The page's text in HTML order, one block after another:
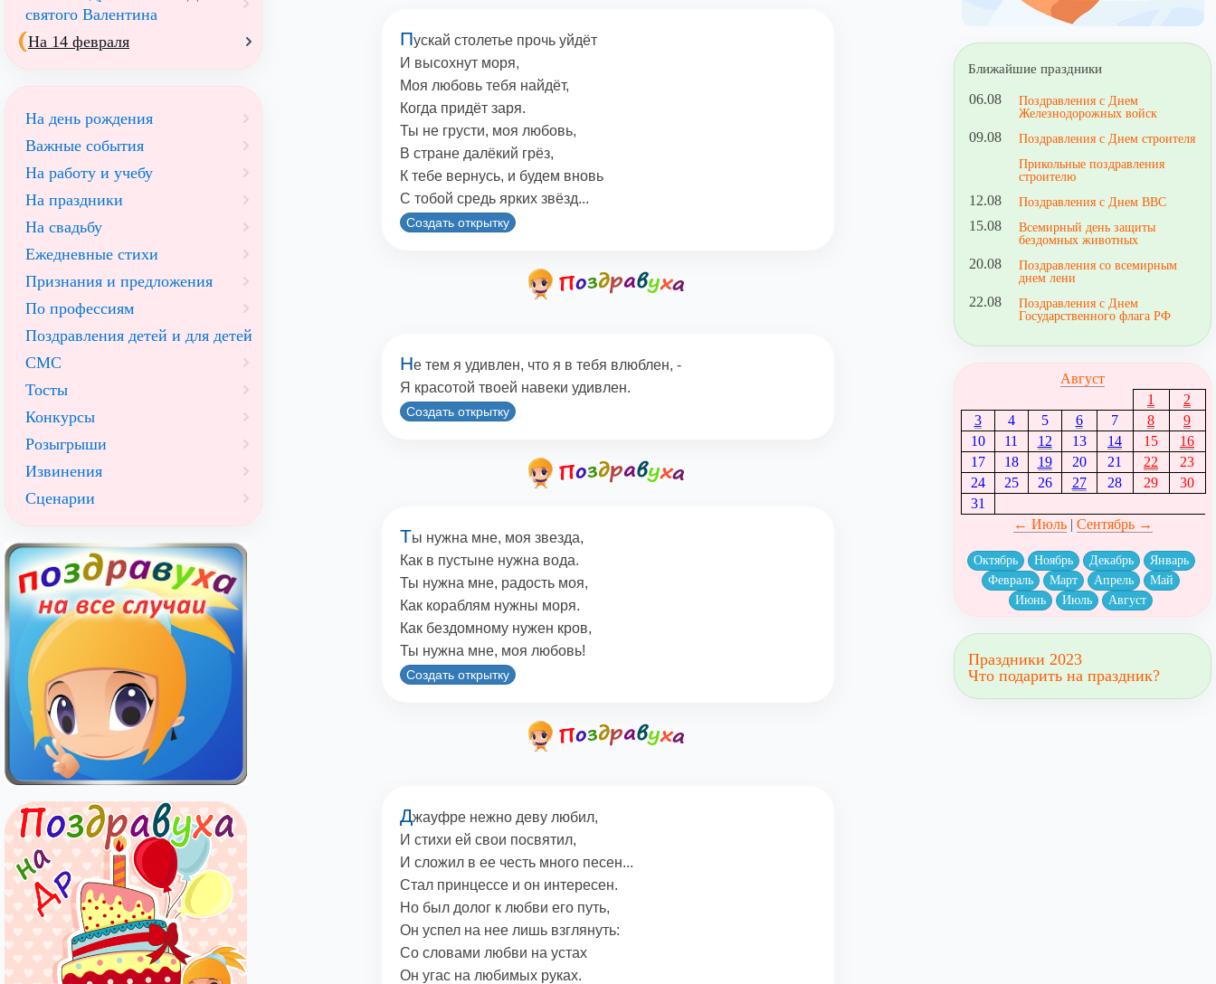
Пускай столетье прочь уйдёт
И высохнут моря,
Моя любовь тебя найдёт,
Когда придёт заря.
Ты не грусти, моя любовь,
В стране далёкий грёз,
К тебе вернусь, и будем вновь
С тобой средь ярких звёзд...
Создать открытку
Не тем я удивлен, что я в тебя влюблен, -
Я красотой твоей навеки удивлен.
Создать открытку
Ты нужна мне, моя звезда,
Как в пустыне нужна вода.
Ты нужна мне, радость моя,
Как кораблям нужны моря.
Как бездомному нужен кров,
Ты нужна мне, моя любовь!
Создать открытку
Джауфре нежно деву любил,
И стихи ей свои посвятил,
И сложил в ее честь много песен...
Стал принцессе и он интересен.
Но был долог к любви его путь,
Он успел на нее лишь взглянуть:
Со словами любви на устах
Он угас на любимых руках.
святого Валентина
На 14 февраля
На день рождения
Важные события
На работу и учебу
На праздники
На свадьбу
Ежедневные стихи
Признания и предложения
По профессиям
Поздравления детей и для детей
СМС
Тосты
Конкурсы
Розыгрыши
Извинения
Сценарии
Ближайшие праздники
06.08
Поздравления с Днем
Железнодорожных войск
09.08
Поздравления с Днем строителя
Прикольные поздравления
строителю
12.08 Поздравления с Днем ВВС
15.08
Всемирный день защиты
бездомных животных
20.08
Поздравления со всемирным
днем лени
22.08
Поздравления с Днем
Государственного флага РФ
Август
1
2
3
4 5 6 7 8
9
10
11 12 13 14 15
16
17
18 19 20 21 22
23
24
25 26 27 28 29
30
31
← Июль| Сентябрь →
Октябрь Ноябрь Декабрь
Январь
Февраль
Март Апрель
Май
Июнь
Июль Август
Праздники 2023
Что подарить на праздник?